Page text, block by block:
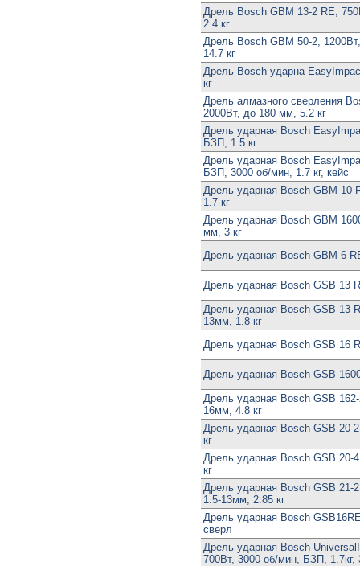
Дрель Bosch GBM 13-2 RE,
2.4 кг
Дрель Bosch GBM 50-2,
14.7 кг
Дрель Bosch ударна
кг
Дрель алмазного сверления
2000Вт, до 180 мм, 5.2 кг
Дрель ударная Bosch
БЗП, 1.5 кг
Дрель ударная Bosch
БЗП, 3000 об/мин, 1.7 кг, кейс
Дрель ударная Bosch GBM 10
1.7 кг
Дрель ударная Bosch GBM
мм, 3 кг
Дрель ударная Bosch GBM 6
Дрель ударная Bosch GSB 13
Дрель ударная Bosch GSB 13
13мм, 1.8 кг
Дрель ударная Bosch GSB 16
Дрель ударная Bosch GSB
Дрель ударная Bosch GSB
16мм, 4.8 кг
Дрель ударная Bosch GSB 20-
кг
Дрель ударная Bosch GSB 20-
кг
Дрель ударная Bosch GSB 21-
1.5-13мм, 2.85 кг
Дрель ударная Bosch
сверл
Дрель ударная Bosch
700Вт, 3000 об/мин, БЗП, 1.7кг,